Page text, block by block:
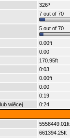
326º
7 out of 70
5 out of 70
0.00ft
0:00
170.95ft
0:03
0.00ft
0:00
0:19
wiêcej
0:24
5558449.01ft
661394.25ft